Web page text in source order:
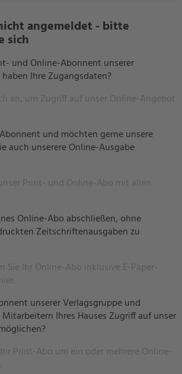
angemeldet - bitte
sich
und Online-Abonnent unserer
Ihre Zugangsdaten?
an, um Zugriff auf unser Online-Angebot
und möchten gerne unsere
auch unserere Online-Ausgabe
Print- und Online-Abo mit allen
Online-Abo abschließen, ohne
Zeitschriftenausgaben zu
Sie Ihr Online-Abo inklusive E-Paper-
unserer Verlagsgruppe und
Ihres Hauses Zugriff auf unser
Print-Abo um ein oder mehrere Online-